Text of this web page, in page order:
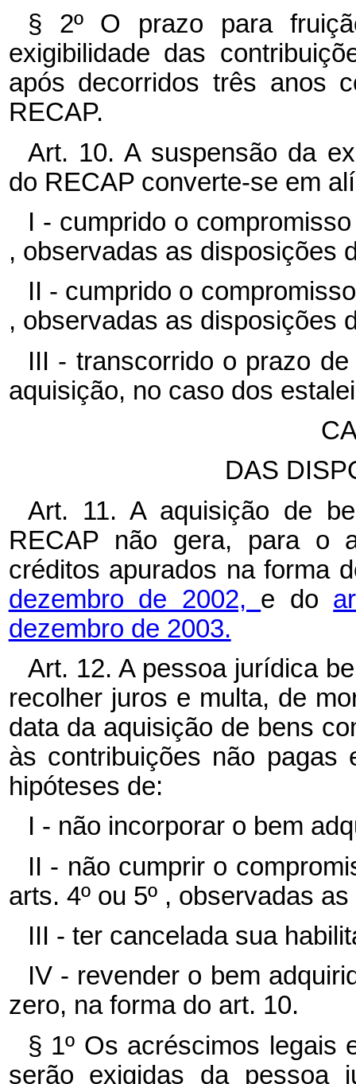
§ 2º O prazo para
exigibilidade das
após decorridos três anos
RECAP.
Art. 10. A suspensão da
do RECAP converte-se em
I - cumprido o
, observadas as disposições
II - cumprido o
, observadas as disposições
III - transcorrido o prazo
aquisição, no caso dos
DAS
Art. 11. A aquisição de
RECAP não gera, para o
créditos apurados na forma
dezembro de 2002, e do
dezembro de 2003.
Art. 12. A pessoa jurídica
recolher juros e multa, de
data da aquisição de bens
às contribuições não pagas
hipóteses de:
I - não incorporar o bem
II - não cumprir o
arts. 4º ou 5º , observadas
III - ter cancelada sua
IV - revender o bem
zero, na forma do art. 10.
§ 1º Os acréscimos
serão exigidas da pessoa